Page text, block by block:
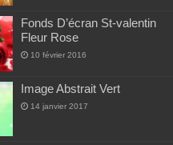
Fonds D’écran St-valentin
Fleur Rose
10 février 2016
Image Abstrait Vert
14 janvier 2017